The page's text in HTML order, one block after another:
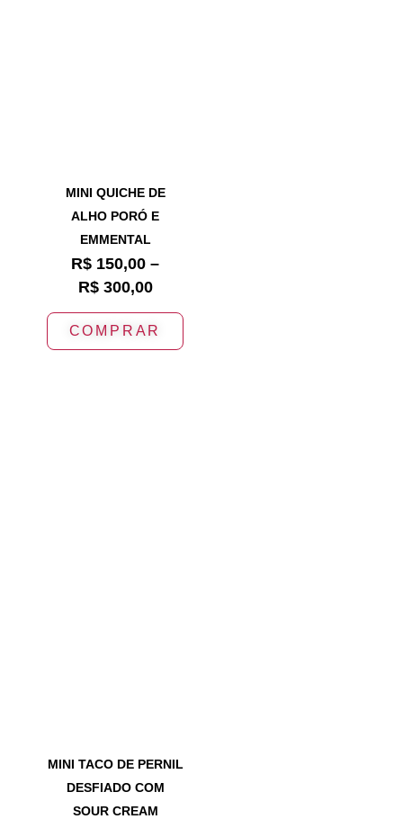
MINI QUICHE DE
ALHO PORÓ E
EMMENTAL
R$ 150,00 –
R$300,00
COMPRAR
MINI TACO DE PERNIL
DESFIADO COM
SOUR CREAM